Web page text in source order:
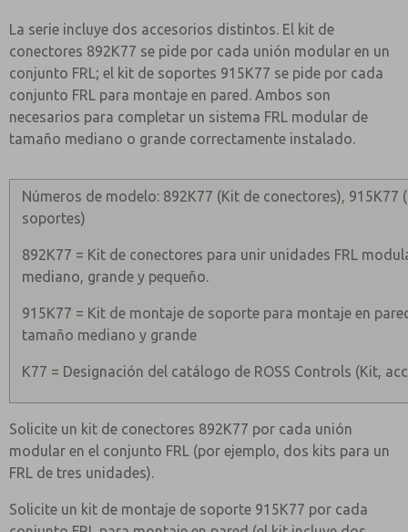
La serie incluye dos accesorios distintos. El kit de
conectores 892K77 se pide por cada unión modular en un
conjunto FRL; el kit de soportes 915K77 se pide por cada
conjunto FRL para montaje en pared. Ambos son
necesarios para completar un sistema FRL modular de
tamaño mediano o grande correctamente instalado.
Números de modelo: 892K77 (Kit de conectores), 915K77
soportes)
892K77 = Kit de conectores para unir unidades FRL
mediano, grande y pequeño.
915K77 = Kit de montaje de soporte para montaje en
tamaño mediano y grande
K77 = Designación del catálogo de ROSS Controls (Kit,
Solicite un kit de conectores 892K77 por cada unión
modular en el conjunto FRL (por ejemplo, dos kits para un
FRL de tres unidades).
Solicite un kit de montaje de soporte 915K77 por cada